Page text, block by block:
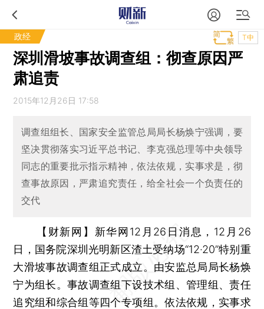
政经 T中
深圳滑坡事故调查组：彻查原因严
肃追责
2015年12月26日 17:58
调查组组长、国家安全监管总局局长杨焕宁强调，要
坚决贯彻落实习近平总书记、李克强总理等中央领导
同志的重要批示指示精神，依法依规，实事求是，彻
查事故原因，严肃追究责任，给全社会一个负责任的
交代
【财新网】 新华网12月26日消息，12月26
日，国务院深圳光明新区渣土受纳场“12·20”特别重
大滑坡事故调查组正式成立。由安监总局局长杨焕
宁为组长。事故调查组下设技术组、管理组、责任
追究组和综合组等四个专项组。依法依规，实事求